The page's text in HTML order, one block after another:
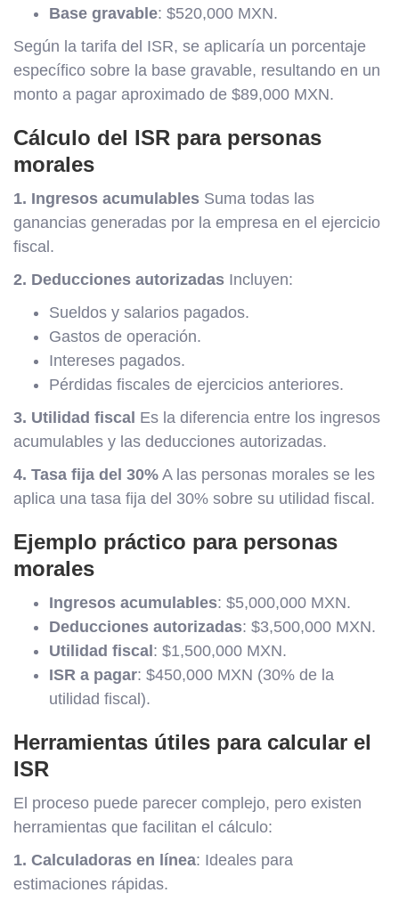
Base gravable: $520,000 MXN.
Según la tarifa del ISR, se aplicaría un porcentaje
específico sobre la base gravable, resultando en un
monto a pagar aproximado de $89,000 MXN.
Cálculo del ISR para personas
morales
1. Ingresos acumulables Suma todas las
ganancias generadas por la empresa en el ejercicio
fiscal.
2. Deducciones autorizadas Incluyen:
Sueldos y salarios pagados.
Gastos de operación.
Intereses pagados.
Pérdidas fiscales de ejercicios anteriores.
3. Utilidad fiscal Es la diferencia entre los ingresos
acumulables y las deducciones autorizadas.
4. Tasa fija del 30% A las personas morales se les
aplica una tasa fija del 30% sobre su utilidad fiscal.
Ejemplo práctico para personas
morales
Ingresos acumulables: $5,000,000 MXN.
Deducciones autorizadas: $3,500,000 MXN.
Utilidad fiscal : $1,500,000 MXN.
ISR a pagar: $450,000 MXN (30% de la
utilidad fiscal).
Herramientas útiles para calcular el
ISR
El proceso puede parecer complejo, pero existen
herramientas que facilitan el cálculo:
1. Calculadoras en línea: Ideales para
estimaciones rápidas.